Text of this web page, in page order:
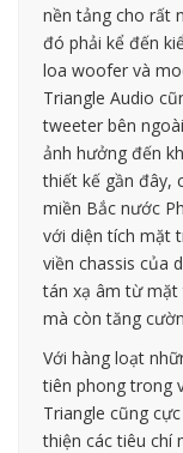
nền tảng cho rất
đó phải kể đến
loa woofer và
Triangle Audio
tweeter bên
ảnh hưởng đến
thiết kế gần đây,
miền Bắc nước
với diện tích mặt
viền chassis của
tán xạ âm từ mặt
mà còn tăng
Với hàng loạt
tiên phong trong
Triangle cũng
thiện các tiêu chí